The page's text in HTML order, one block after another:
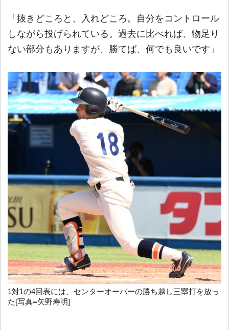
「抜きどころと、入れどころ。自分をコントロール
しながら投げられている。過去に比べれば、物足り
ない部分もありますが、勝てば、何でも良いです」
1対1の4回表には、センターオーバーの勝ち越し三塁打を放っ
た[写真=矢野寿明]